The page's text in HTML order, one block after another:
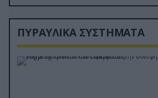
ΠΥΡΑΥΛΙΚΑ ΣΥΣΤΗΜΑΤΑ